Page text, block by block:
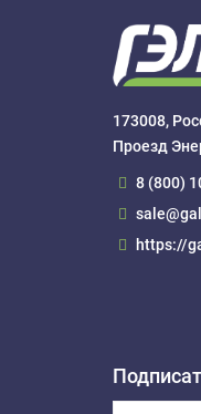
173008,
Проезд
8 (800)
https://